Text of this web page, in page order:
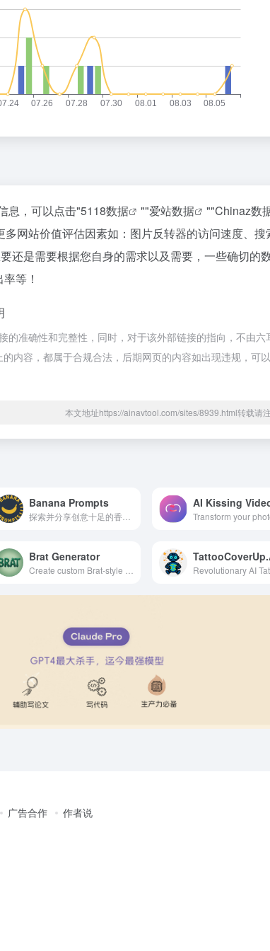
息，可以点击"5118数据 ""爱站数据 ""Chinaz数
网站价值评估因素如：图片反转器的访问速度、搜
还是需要根据您自身的需求以及需要，一些确切的
等！
准确性和完整性，同时，对于该外部链接的指向，不由六
内容，都属于合规合法，后期网页的内容如出现违规，可
本文地址https://ainavtool.com/sites/8939.html转载请
Banana Prompts
Brat Generator
广告合作 作者说